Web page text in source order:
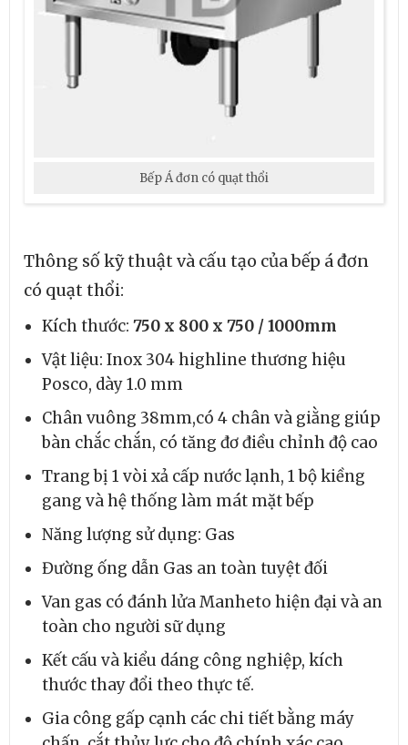
Bếp Á đơn có quạt thổi
Thông số kỹ thuật và cấu tạo của bếp á đơn
có quạt thổi:
Kích thước: 750 x 800 x 750 / 1000mm
Vật liệu: Inox 304 highline thương hiệu
Posco, dày 1.0 mm
Chân vuông 38mm,có 4 chân và giằng giúp
bàn chắc chắn, có tăng đơ điều chỉnh độ cao
Trang bị 1 vòi xả cấp nước lạnh, 1 bộ kiềng
gang và hệ thống làm mát mặt bếp
Năng lượng sử dụng: Gas
Đường ống dẫn Gas an toàn tuyệt đối
Van gas có đánh lửa Manheto hiện đại và an
toàn cho người sữ dụng
Kết cấu và kiểu dáng công nghiệp, kích
thước thay đổi theo thực tế.
Gia công gấp cạnh các chi tiết bằng máy